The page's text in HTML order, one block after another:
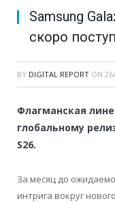
Samsung
скоро
BY DIGITAL REPORT ON
Флагманская
глобальному
S26.
За месяц до
интрига вокруг